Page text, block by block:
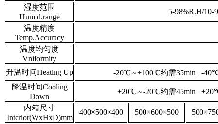
湿度范围
Humid.range
5-98%R.H/10-
温度精度
Temp.Accuracy
温度均匀度
Vniformity
升温时间Heating Up
-20℃∽+100℃约需35min -
降温时间Cooling
Down
+20℃∽-20℃约需45min
内箱尺寸
Interior(WxHxD)mm
400×500×400 500×600×500